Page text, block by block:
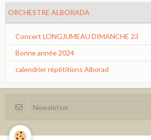
ORCHESTRE ALBORADA
Concert LONGJUMEAU DIMANCHE 23
Bonne année 2024
calendrier répétitions Alborad